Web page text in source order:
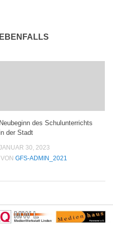
Neubeginn des Schulunterrichts
der Stadt
30, 2023
VON GFS-ADMIN_2021